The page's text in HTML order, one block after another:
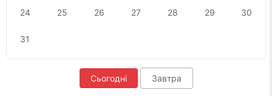
24 25 26 27 28 29 30
31
Сьогодні Завтра